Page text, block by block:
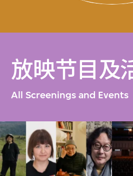
放映节目及
All Screenings and Events